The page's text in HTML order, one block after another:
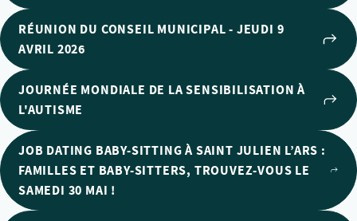
RÉUNION DU CONSEIL MUNICIPAL - JEUDI 9
AVRIL 2026
JOURNÉE MONDIALE DE LA SENSIBILISATION À
L'AUTISME
JOB DATING BABY-SITTING À SAINT JULIEN L’ARS :
FAMILLES ET BABY-SITTERS, TROUVEZ-VOUS LE
SAMEDI 30 MAI !